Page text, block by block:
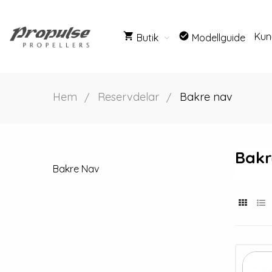
shopping_cart Butik check_circle Modellguide
Hem Reservdelar Bakre nav
Bakre Nav